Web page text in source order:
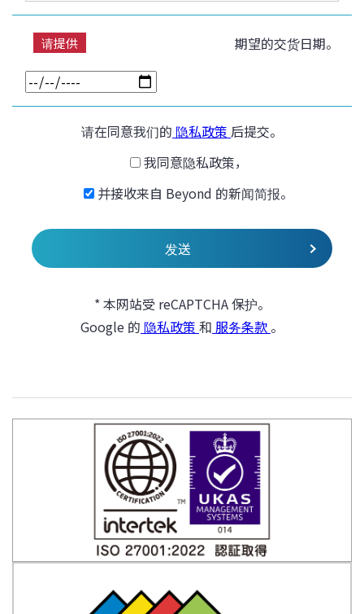
请提供 期望的交货日期。
请在同意我们的 隐私政策 后提交。
我同意隐私政策，
并接收来自 Beyond 的新闻简报。
* 本网站受 reCAPTCHA 保护。
Google 的 隐私政策 和 服务条款 。